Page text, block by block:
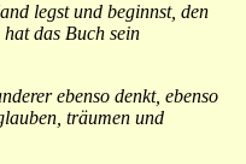
legst und beginnst, den
das Buch sein
ebenso denkt, ebenso
träumen und